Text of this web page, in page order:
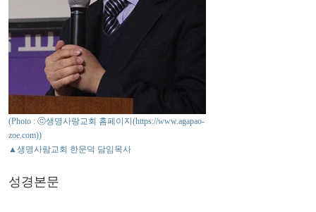
(Photo : ⓒ생명사랑교회 홈페이지(https://www.agapao-
zoe.com))
▲생명사람교회 한문덕 담임목사
성경본문